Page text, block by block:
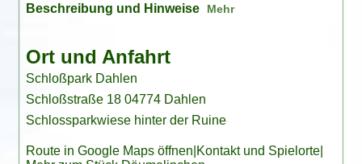
Beschreibung und Hinweise
Ort und Anfahrt
Schloßpark Dahlen
Schloßstraße 18 04774 Dahlen
Schlossparkwiese hinter der Ruine
Route in Google Maps öffnen Kontakt und Spielorte|